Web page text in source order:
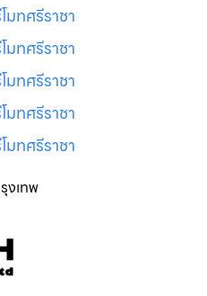
มทศรีราชา
มทศรีราชา
มทศรีราชา
มทศรีราชา
มทศรีราชา
งเทพ